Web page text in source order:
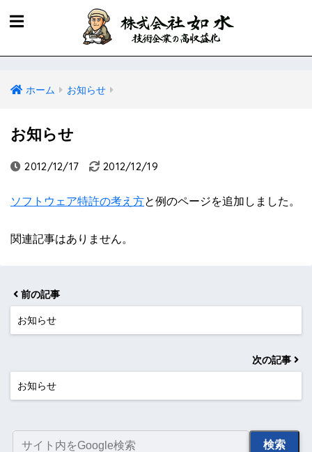
ホーム お知らせ
お知らせ
2012/12/17 2012/12/19
ソフトウェア特許の考え方と例のページを追加しました。
関連記事はありません。
前の記事
お知らせ
次の記事
お知らせ
検索